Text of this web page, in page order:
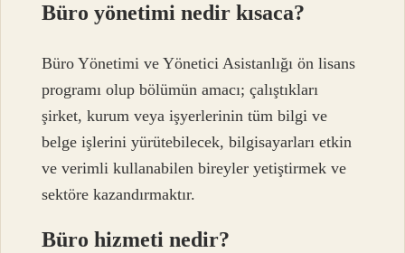
Büro yönetimi nedir kısaca?
Büro Yönetimi ve Yönetici Asistanlığı ön lisans
programı olup bölümün amacı; çalıştıkları
şirket, kurum veya işyerlerinin tüm bilgi ve
belge işlerini yürütebilecek, bilgisayarları etkin
ve verimli kullanabilen bireyler yetiştirmek ve
sektöre kazandırmaktır.
Büro hizmeti nedir?